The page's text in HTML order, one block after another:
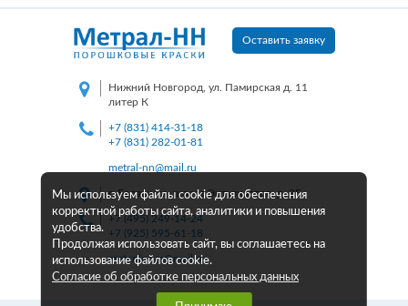
Оставить заявку
Нижний Новгород, ул. Памирская д. 11
литер К
+7 (831) 414-31-18
+7 (831) 282-01-81
metral-nn@mail.ru
г. Балашиха, шоссе Энтузиастов, д. 2Б
+7 (495) 249-14-24
+7 (925) 595-61-18
metcolor-m@mail.ru
Мы используем файлы cookie для обеспечения
корректной работы сайта, аналитики и повышения
удобства.
Продолжая использовать сайт, вы соглашаетесь на
использование файлов cookie.
Согласие об обработке персональных данных